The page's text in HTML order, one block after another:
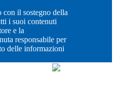
con il sostegno della
i suoi contenuti
e la
responsabile per
delle informazioni